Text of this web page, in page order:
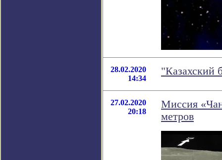
28.02.2020
14:34
"Казахский
27.02.2020
20:18
Миссия
метров